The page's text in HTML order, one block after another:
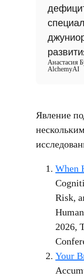
Анастасия
AlchemyAI
Явление
When
Risk,
2026,
Your